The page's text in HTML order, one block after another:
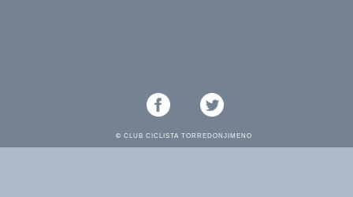
© CLUB CICLISTA TORREDONJIMENO